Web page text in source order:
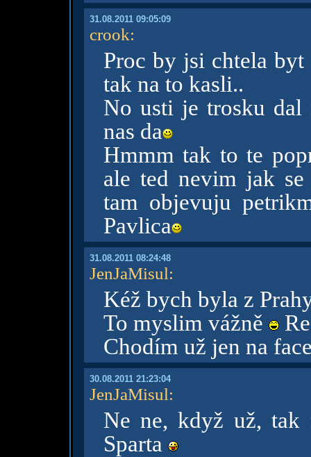
31.08.2011 09:05:09
crook:
Proc by jsi chtela byt
tak na to kasli..
No usti je trosku dal
nas da
Hmmm tak to te
ale ted nevim jak
tam objevuju
Pavlica
31.08.2011 08:24:48
JenJaMisul:
Kéž bych byla z
To myslim vážně
Chodím už jen na
30.08.2011 21:23:04
JenJaMisul:
Ne ne, když už,
Sparta